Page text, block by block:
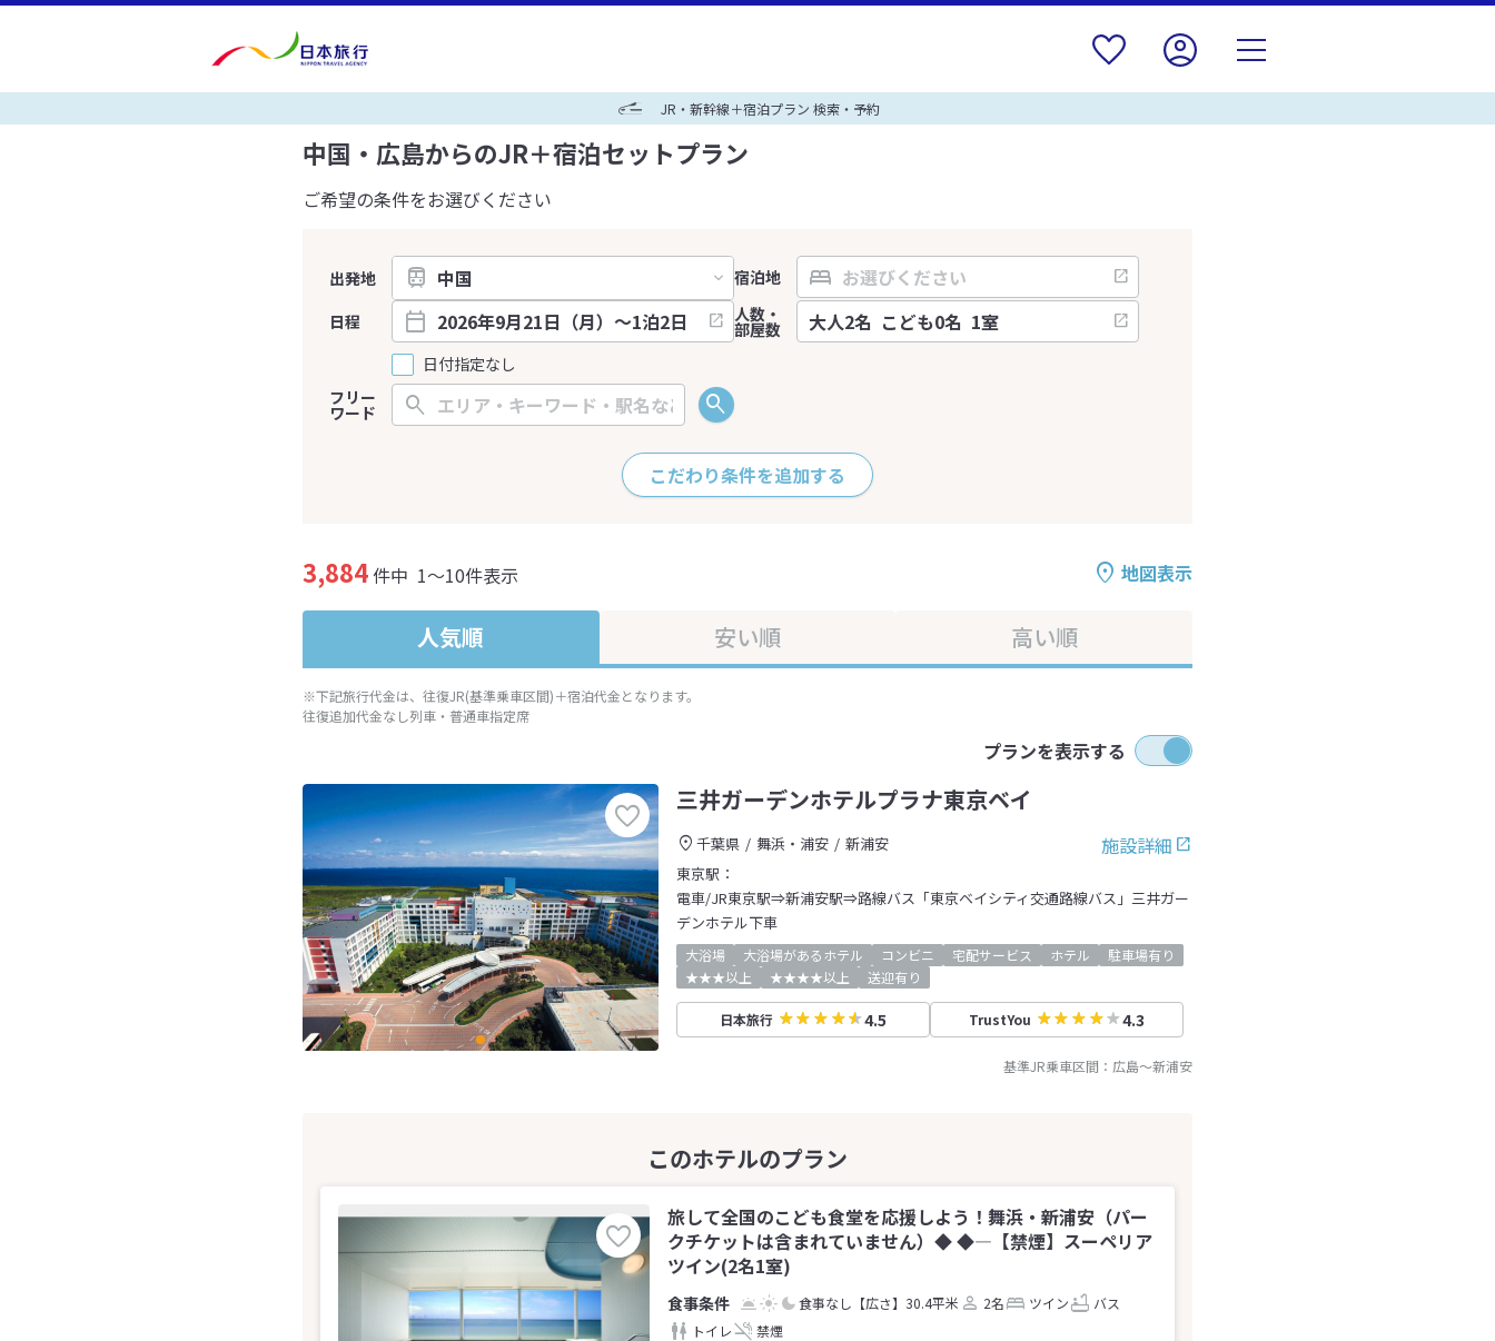
JR・新幹線＋宿泊プラン 検索・予約
中国・広島からのJR＋宿泊セットプラン
ご希望の条件をお選びください
出発地
宿泊地
日程
日付指定なし
人数・
部屋数
フリー
ワード
こだわり条件を追加する
地図表示
3,884件中 1～10件表示
人気順 安い順 高い順
※下記旅行代金は、往復JR(基準乗車区間)＋宿泊代金となります。
往復追加代金なし列車・普通車指定席
プランを表示する
三井ガーデンホテルプラナ東京ベイ
施設詳細
千葉県 舞浜・浦安
新浦安
東京駅：
電車/JR東京駅⇒新浦安駅⇒路線バス「東京ベイシティ交通路線バス」三井ガー
デンホテル下車
大浴場 大浴場があるホテル コンビニ 宅配サービス ホテル
駐車場有り
★★★以上
★★★★以上 送迎有り
日本旅行 4.5 TrustYou 4.3
基準JR乗車区間： 広島～新浦安
旅して全国のこども食堂を応援しよう！舞浜・新浦安（パー
クチケットは含まれていません）◆ ◆―【禁煙】スーペリア
ツイン(2名1室)
食事なし 【広さ】30.4平米 2名 ツイン
バス
トイレ
禁煙